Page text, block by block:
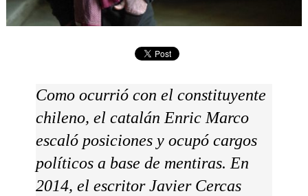
Como ocurrió con el constituyente
chileno, el catalán Enric Marco
escaló posiciones y ocupó cargos
políticos a base de mentiras. En
2014, el escritor Javier Cercas